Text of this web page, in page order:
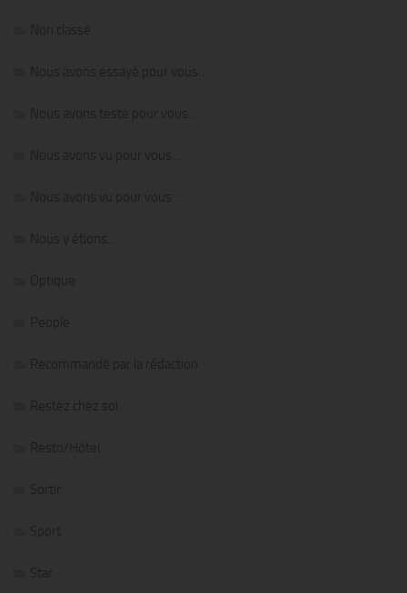
Non classé
Nous avons essayé pour vous…
Nous avons testé pour vous…
Nous avons vu pour vous…
Nous avons vu pour vous…
Nous y étions…
Optique
People
Recommandé par la rédaction
Restez chez soi
Resto/Hôtel
Sortir
Sport
Star